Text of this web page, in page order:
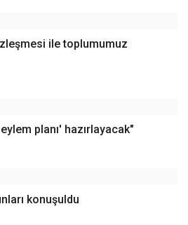
ile toplumumuz
planı' hazırlayacak"
konuşuldu